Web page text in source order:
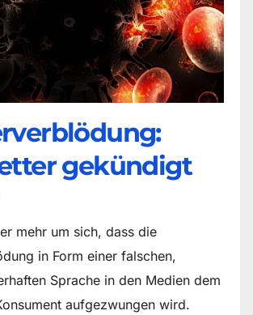
gekündigt
mehr um sich, dass die
in Form einer falschen,
Sprache in den Medien dem
aufgezwungen wird.